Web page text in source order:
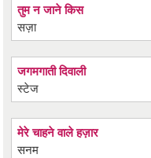
तुम न जाने किस
सज़ा
जगमगाती दिवाली
स्टेज
मेरे चाहने वाले हज़ार
सनम